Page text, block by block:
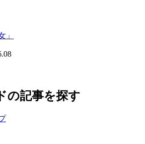
」
の記事を探す